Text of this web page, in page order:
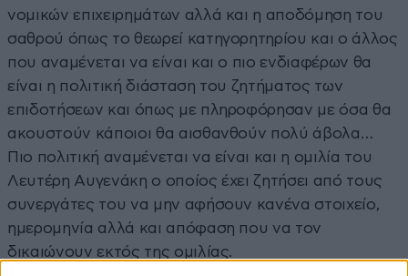
νομικών επιχειρημάτων αλλά και η αποδόμηση του
σαθρού όπως το θεωρεί κατηγορητηρίου και ο άλλος
που αναμένεται να είναι και ο πιο ενδιαφέρων θα
είναι η πολιτική διάσταση του ζητήματος των
επιδοτήσεων και όπως με πληροφόρησαν με όσα θα
ακουστούν κάποιοι θα αισθανθούν πολύ άβολα…
Πιο πολιτική αναμένεται να είναι και η ομιλία του
Λευτέρη Αυγενάκη ο οποίος έχει ζητήσει από τους
συνεργάτες του να μην αφήσουν κανένα στοιχείο,
ημερομηνία αλλά και απόφαση που να τον
δικαιώνουν εκτός της ομιλίας.